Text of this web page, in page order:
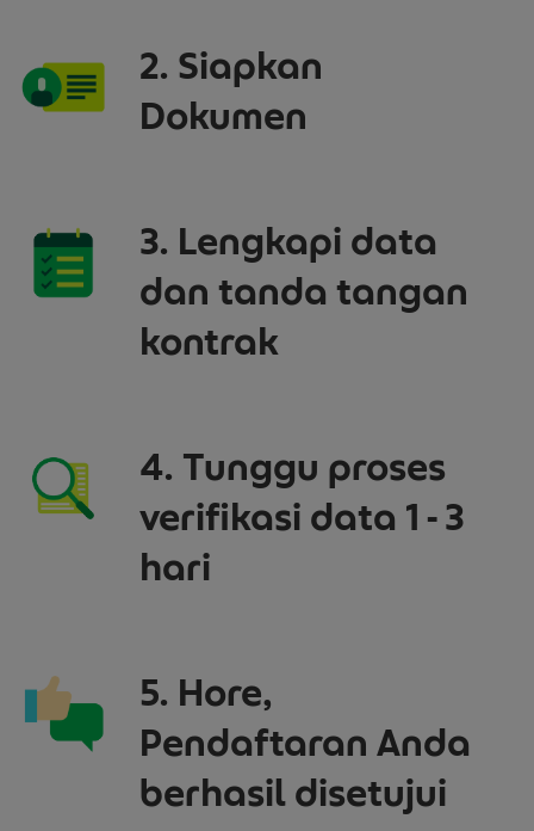
2. Siapkan
Dokumen
3. Lengkapi data
dan tanda tangan
kontrak
4. Tunggu proses
verifikasi data 1 - 3
hari
5. Hore,
Pendaftaran Anda
berhasil disetujui